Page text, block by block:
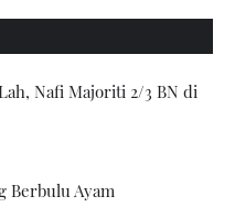
Nafi Majoriti 2/3 BN di
Berbulu Ayam